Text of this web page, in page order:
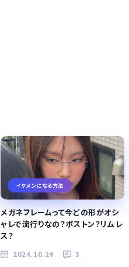
イケメンになる方法
メガネフレームって今どの形がオシ
ャレで流行りなの？ボストン？リムレ
ス？
2024.10.24 3